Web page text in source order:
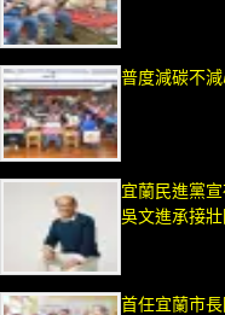
普度減碳不
宜蘭民進黨
吳文進承接
首任宜蘭市